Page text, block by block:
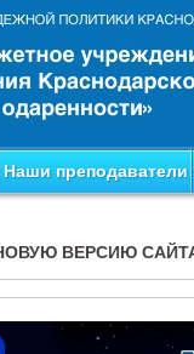
Наши преподаватели
ВЕРСИЮ